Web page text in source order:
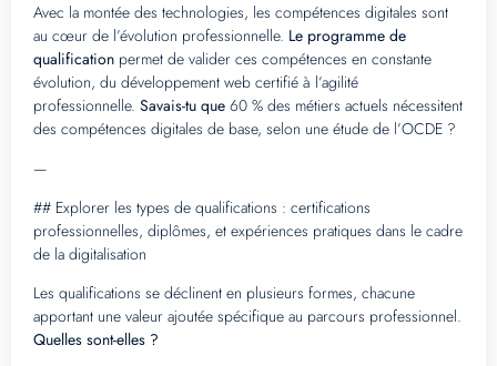
Avec la montée des technologies, les compétences digitales sont
au cœur de l’évolution professionnelle. Le programme de
qualification permet de valider ces compétences en constante
évolution, du développement web certifié à l’agilité
professionnelle. Savais-tu que 60 % des métiers actuels nécessitent
des compétences digitales de base, selon une étude de l’OCDE ?
—
## Explorer les types de qualifications : certifications
professionnelles, diplômes, et expériences pratiques dans le cadre
de la digitalisation
Les qualifications se déclinent en plusieurs formes, chacune
apportant une valeur ajoutée spécifique au parcours professionnel.
Quelles sont-elles ?